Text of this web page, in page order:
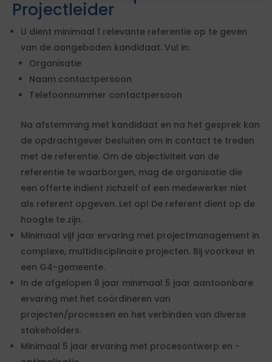
Projectleider
U dient minimaal 1 relevante referentie op te geven
van de aangeboden kandidaat. Vul in:
Organisatie
Naam contactpersoon
Telefoonnummer contactpersoon
Na afstemming met kandidaat en na het gesprek kan
de opdrachtgever besluiten om in contact te treden
met de referentie. Om de objectiviteit van de
referentie te waarborgen, mag de organisatie die
een offerte indient zichzelf of een medewerker niet
als referent opgeven. Let op! De referent dient op de
hoogte te zijn.
Minimaal vijf jaar ervaring met projectmanagement in
complexe, multidisciplinaire projecten. Bij voorkeur in
een G4-gemeente.
In de afgelopen 8 jaar minimaal 5 jaar aantoonbare
ervaring met het coördineren van
projecten/processen en het verbinden van diverse
stakeholders.
Minimaal 5 jaar ervaring met procesontwerp en -